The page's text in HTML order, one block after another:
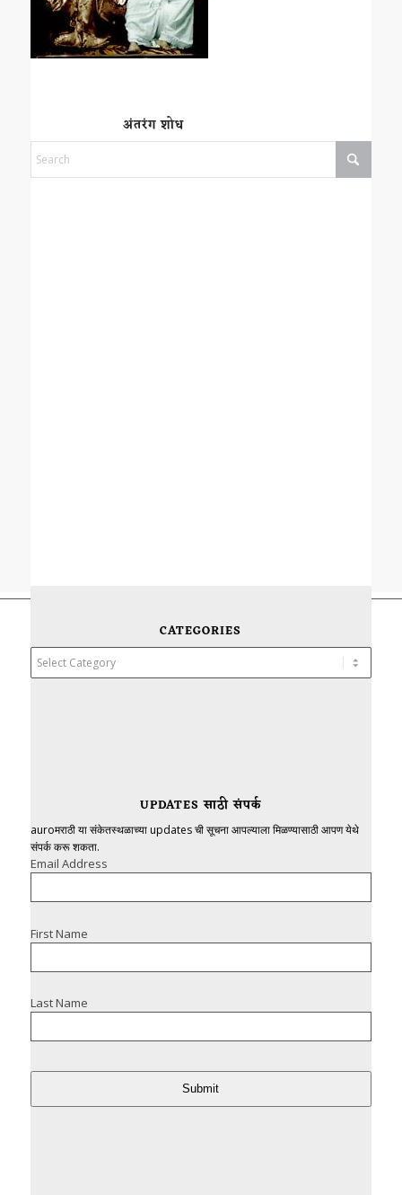
अंतरंग शोध
CATEGORIES
Categories
UPDATES साठी संपर्क
auroमराठी या संकेतस्थळाच्या updates ची सूचना आपल्याला मिळण्यासाठी आपण येथे
संपर्क करू शकता.
Email Address
First Name
Last Name
Submit